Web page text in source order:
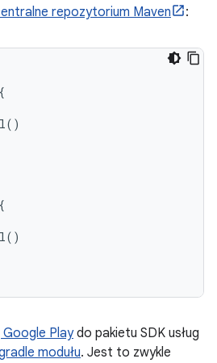
repozytorium Maven :
Google Playdo pakietu SDK usług
modułu. Jest to zwykle